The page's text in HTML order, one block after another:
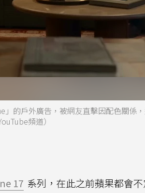
的戶外廣告，被網友直擊因配色關係
頻道）
17 系列，在此之前蘋果都會